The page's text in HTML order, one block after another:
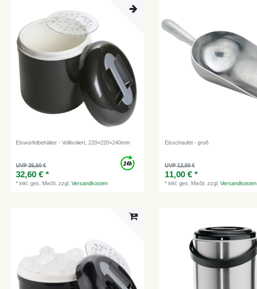
Eiswürfelbehälter - Vollisoliert, 220×220×240mm
UVP 35,60 €
32,60 € *
*inkl. ges. MwSt. zzgl.Versandkosten
Eisschaufel - groß
UVP 12,00 €
11,00 € *
*inkl. ges. MwSt. zzgl.Versandkosten